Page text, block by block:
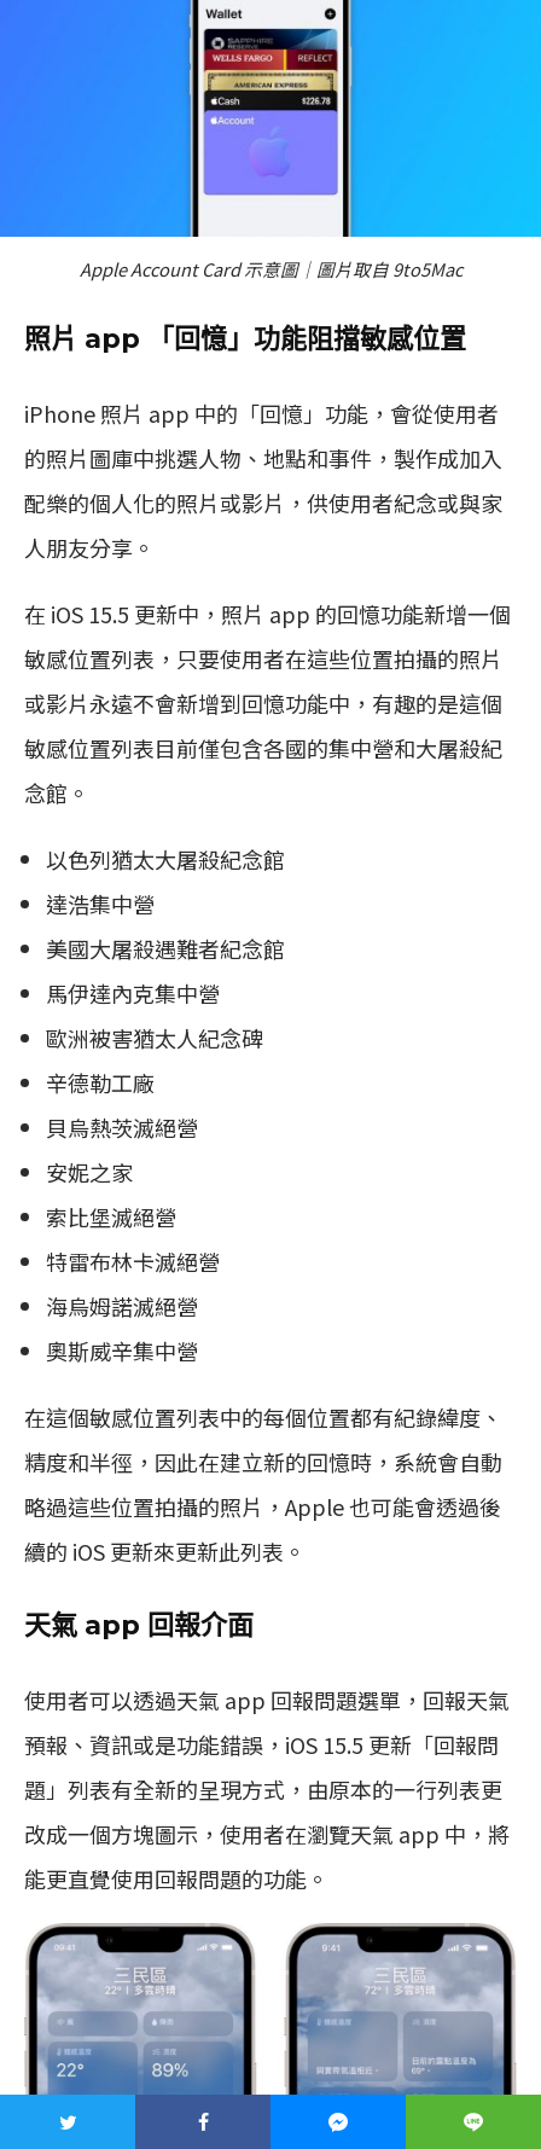
Apple Account Card 示意圖｜圖片取自 9to5Mac
照片 app 「回憶」功能阻擋敏感位置
iPhone 照片 app 中的「回憶」功能，會從使用者
的照片圖庫中挑選人物、地點和事件，製作成加入
配樂的個人化的照片或影片，供使用者紀念或與家
人朋友分享。
在 iOS 15.5 更新中，照片 app 的回憶功能新增一個
敏感位置列表，只要使用者在這些位置拍攝的照片
或影片永遠不會新增到回憶功能中，有趣的是這個
敏感位置列表目前僅包含各國的集中營和大屠殺紀
念館。
以色列猶太大屠殺紀念館
達浩集中營
美國大屠殺遇難者紀念館
馬伊達內克集中營
歐洲被害猶太人紀念碑
辛德勒工廠
貝烏熱茨滅絕營
安妮之家
索比堡滅絕營
特雷布林卡滅絕營
海烏姆諾滅絕營
奧斯威辛集中營
在這個敏感位置列表中的每個位置都有紀錄緯度、
精度和半徑，因此在建立新的回憶時，系統會自動
略過這些位置拍攝的照片，Apple 也可能會透過後
續的 iOS 更新來更新此列表。
天氣 app 回報介面
使用者可以透過天氣 app 回報問題選單，回報天氣
預報、資訊或是功能錯誤，iOS 15.5 更新「回報問
題」列表有全新的呈現方式，由原本的一行列表更
改成一個方塊圖示，使用者在瀏覽天氣 app 中，將
能更直覺使用回報問題的功能。